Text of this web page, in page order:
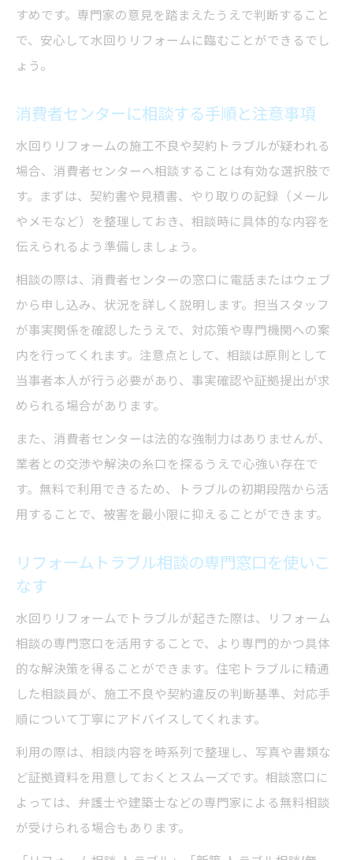
すめです。専門家の意見を踏まえたうえで判断すること
で、安心して水回りリフォームに臨むことができるでし
ょう。
消費者センターに相談する手順と注意事項
水回りリフォームの施工不良や契約トラブルが疑われる
場合、消費者センターへ相談することは有効な選択肢で
す。まずは、契約書や見積書、やり取りの記録（メール
やメモなど）を整理しておき、相談時に具体的な内容を
伝えられるよう準備しましょう。
相談の際は、消費者センターの窓口に電話またはウェブ
から申し込み、状況を詳しく説明します。担当スタッフ
が事実関係を確認したうえで、対応策や専門機関への案
内を行ってくれます。注意点として、相談は原則として
当事者本人が行う必要があり、事実確認や証拠提出が求
められる場合があります。
また、消費者センターは法的な強制力はありませんが、
業者との交渉や解決の糸口を探るうえで心強い存在で
す。無料で利用できるため、トラブルの初期段階から活
用することで、被害を最小限に抑えることができます。
リフォームトラブル相談の専門窓口を使いこ
なす
水回りリフォームでトラブルが起きた際は、リフォーム
相談の専門窓口を活用することで、より専門的かつ具体
的な解決策を得ることができます。住宅トラブルに精通
した相談員が、施工不良や契約違反の判断基準、対応手
順について丁寧にアドバイスしてくれます。
利用の際は、相談内容を時系列で整理し、写真や書類な
ど証拠資料を用意しておくとスムーズです。相談窓口に
よっては、弁護士や建築士などの専門家による無料相談
が受けられる場合もあります。